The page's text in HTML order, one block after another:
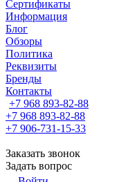
Сертификаты
Информация
Блог
Обзоры
Политика
Реквизиты
Бренды
Контакты
+7 968 893-82-88
+7 968 893-82-88
+7 906-731-15-33
Заказать звонок
Задать вопрос